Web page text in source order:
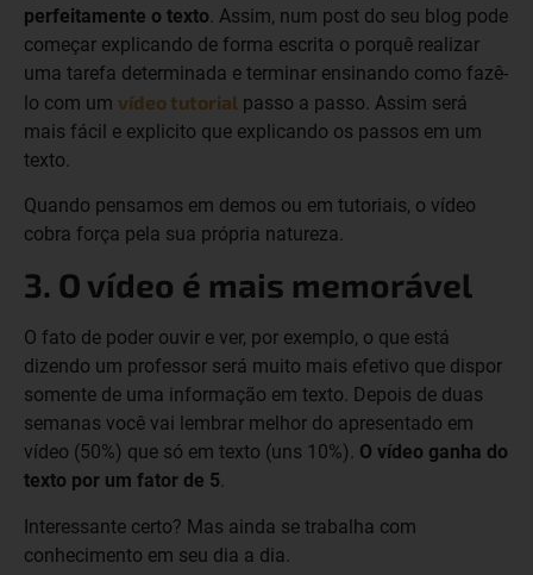
perfeitamente o texto . Assim, num post do seu blog pode
começar explicando de forma escrita o porquê realizar
uma tarefa determinada e terminar ensinando como fazê-
lo com um vídeo tutorial passo a passo. Assim será
mais fácil e explicito que explicando os passos em um
texto.
Quando pensamos em demos ou em tutoriais, o vídeo
cobra força pela sua própria natureza.
3. O vídeo é mais memorável
O fato de poder ouvir e ver, por exemplo, o que está
dizendo um professor será muito mais efetivo que dispor
somente de uma informação em texto. Depois de duas
semanas você vai lembrar melhor do apresentado em
vídeo (50%) que só em texto (uns 10%). O vídeo ganha do
texto por um fator de 5.
Interessante certo? Mas ainda se trabalha com
conhecimento em seu dia a dia.